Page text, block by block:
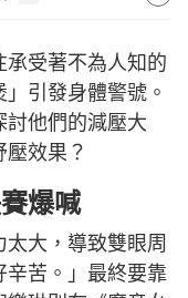
受著不為人知的
引發身體警號。
討他們的減壓大
效果？
爆喊
大，導致雙眼周
辛苦。」最終要靠